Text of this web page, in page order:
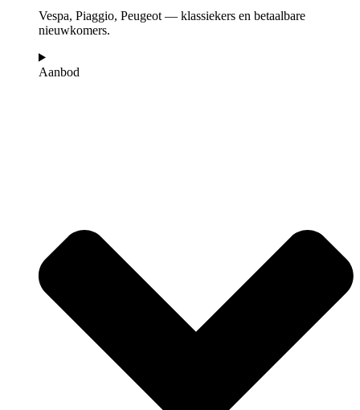
Vespa, Piaggio, Peugeot — klassiekers en betaalbare
nieuwkomers.
Aanbod